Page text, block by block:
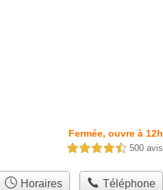
Fermée, ouvre à 12h
4,5 étoiles sur 5 500 avis
Horaires Téléphone